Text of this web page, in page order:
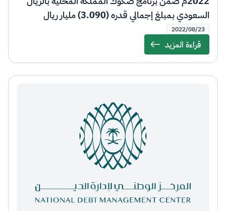
السعودي بمبلغ إجمالي قدره (3.090) مليار ريال
سعودي
2022/08/23
قراءة المزيد
Details